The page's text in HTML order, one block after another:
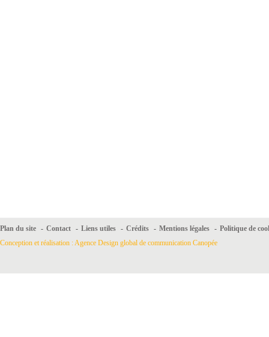
Plan du site - Contact - Liens utiles - Crédits - Mentions légales - Politique de
Conception et réalisation : Agence Design global de communication Canopée